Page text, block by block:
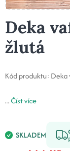
Deka
žlutá
Kód produktu: Deka
...Číst více
SKLADEM